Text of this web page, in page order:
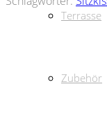
Terrasse
Zubehör